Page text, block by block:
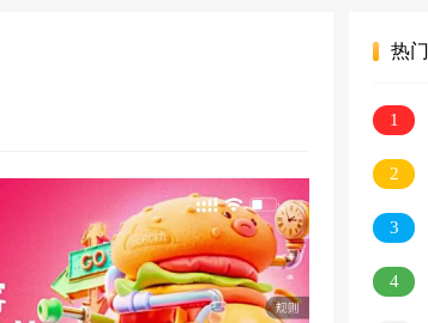
热
1
2
3
4